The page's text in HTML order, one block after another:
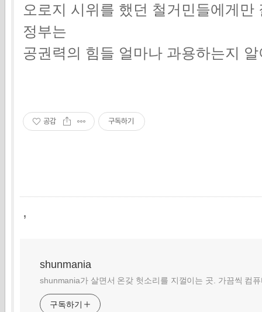
오로지 시위를 했던 철거민들에게
정부는
공권력의 힘들 얼마나 과용하는지
공감 구독하기
,
shunmania
shunmania가 살면서 온갖 헛소리를 지껄이는 곳. 가끔씩 컴
구독하기